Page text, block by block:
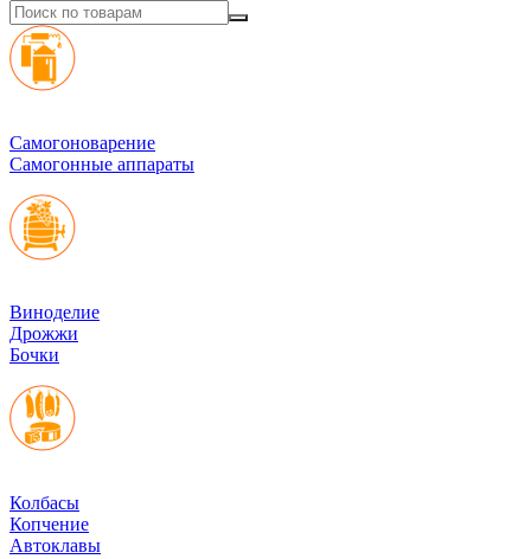
Cамогоноварение
Самогонные аппараты
Виноделие
Дрожжи
Бочки
Колбасы
Копчение
Автоклавы